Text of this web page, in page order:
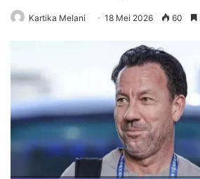
Kartika Melani 18 Mei 2026 60